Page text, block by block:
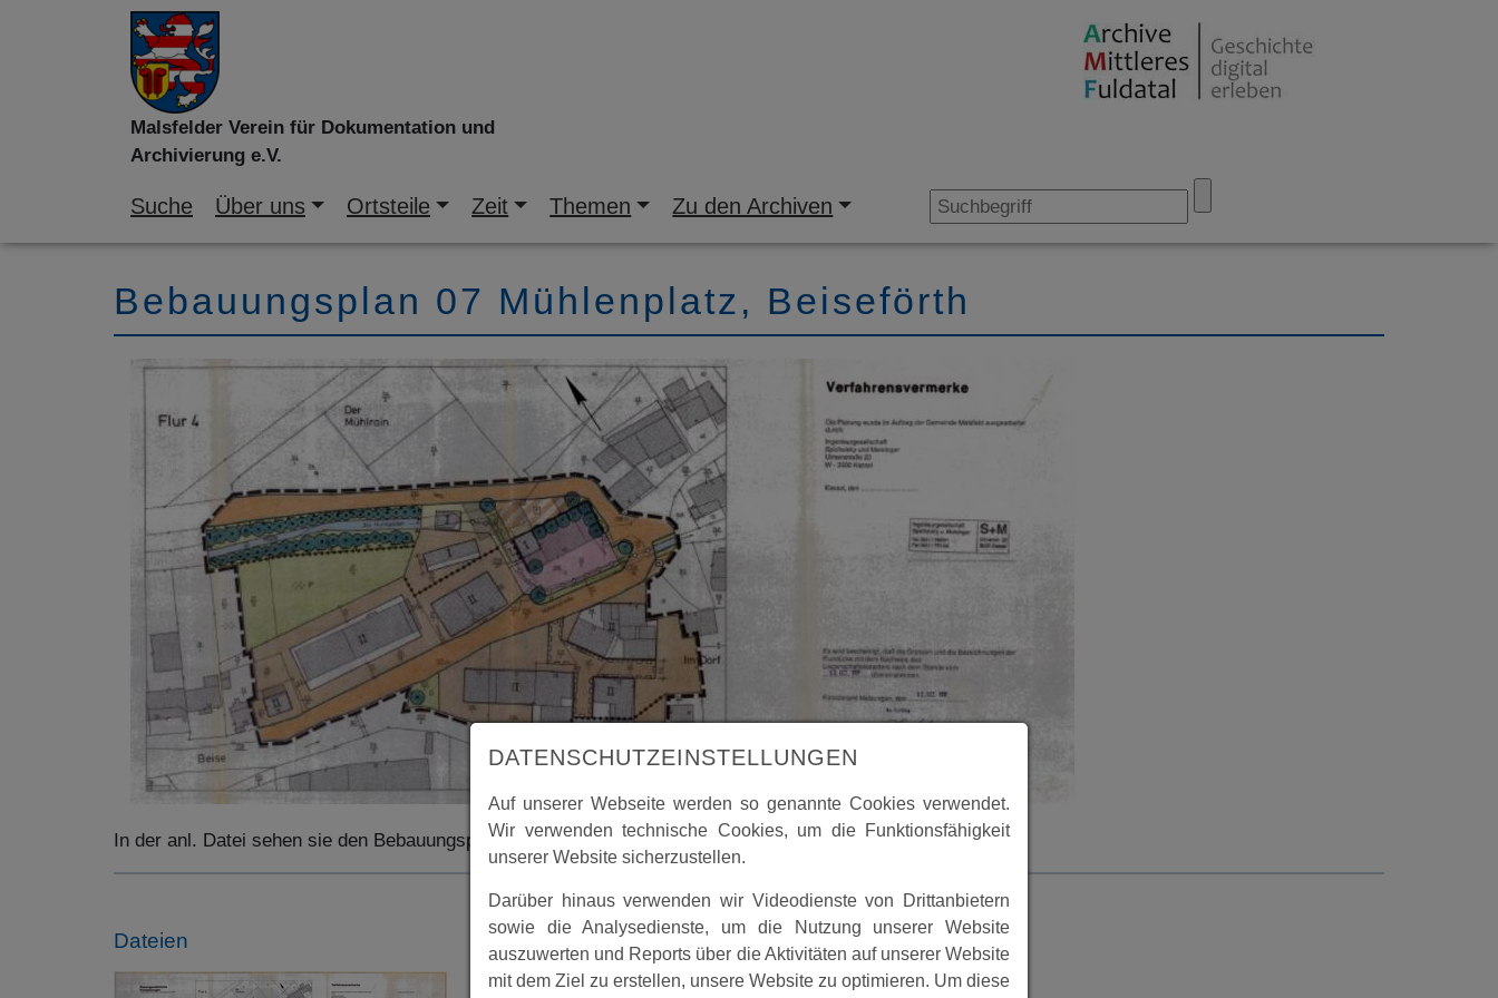
Malsfelder Verein für Dokumentation und
Archivierung e.V.
Suche Über uns Ortsteile Zeit Themen Zu den Archiven
Bebauungsplan 07 Mühlenplatz, Beiseförth
In der anl. Datei sehen sie den Bebauungsplan 07 Mühlenplatz, Beiseförth, aus dem Jahr 1992.
Dateien
DATENSCHUTZEINSTELLUNGEN
Auf unserer Webseite werden so genannte Cookies verwendet.
Wir verwenden technische Cookies, um die Funktionsfähigkeit
unserer Website sicherzustellen.
Darüber hinaus verwenden wir Videodienste von Drittanbietern
sowie die Analysedienste, um die Nutzung unserer Website
auszuwerten und Reports über die Aktivitäten auf unserer Website
mit dem Ziel zu erstellen, unsere Website zu optimieren. Um diese